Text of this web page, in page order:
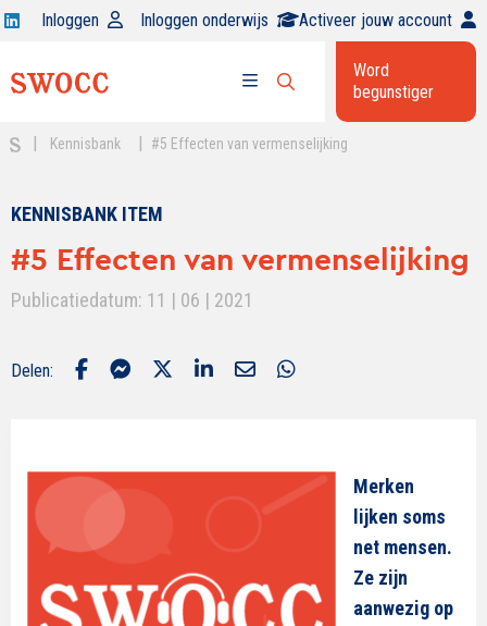
Open
op
Inloggen Inloggen onderwijs Activeer jouw account
Open
zoekbalk
Word
begunstiger
Kennisbank #5 Effecten van vermenselijking
KENNISBANK ITEM
#5 Effecten van vermenselijking
Publicatiedatum: 11 | 06 | 2021
Delen:
Merken
lijken soms
net mensen.
Ze zijn
aanwezig op